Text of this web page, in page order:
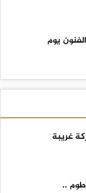
يوم
غريبة
..